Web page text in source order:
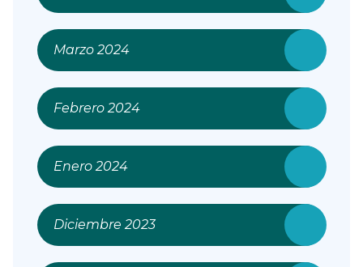
Marzo 2024
Febrero 2024
Enero 2024
Diciembre 2023